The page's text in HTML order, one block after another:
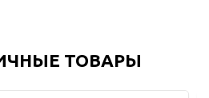
ТОВАРЫ